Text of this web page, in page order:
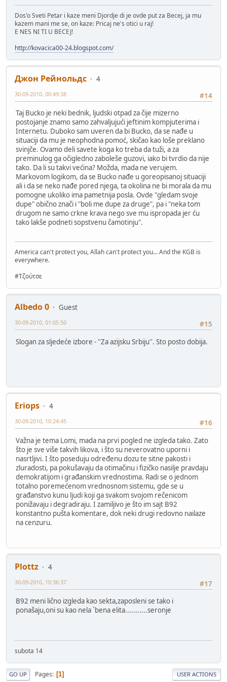
Dos'o Sveti Petar i kaze meni Djordje di je ovde put za Becej, ja mu
kazem mani me se, on kaze: Pricaj ne's otici u raj!
E NES NI TI U BECEJ!
http://kovacica00-24.blogspot.com/
Джон Рейнольдс
4
#14
30-09-2010, 00:49:38
Taj Bucko je neki bednik, ljudski otpad za čije mizerno
postojanje znamo samo zahvaljujući jeftinim kompjuterima i
Internetu. Duboko sam uveren da bi Bucko, da se nađe u
situaciji da mu je neophodna pomoć, skičao kao loše preklano
svinjče. Ovamo deli savete koga ko treba da tuži, a za
preminulog ga očigledno zaboleše guzovi, iako bi tvrdio da nije
tako. Da li su takvi većina? Možda, mada ne verujem.
Markovom logikom, da se Bucko nađe u goreopisanoj situaciji
ali i da se neko nađe pored njega, ta okolina ne bi morala da mu
pomogne ukoliko ima pametnija posla. Ovde "gledam svoje
dupe" obično znači i "boli me dupe za druge", pa i "neka tom
drugom ne samo crkne krava nego sve mu ispropada jer ću
tako lakše podneti sopstvenu čamotinju".
America can't protect you, Allah can't protect you... And the KGB is
everywhere.
#Τζούτσε
Albedo 0
Guest
#15
30-09-2010, 01:05:50
Slogan za sljedeće izbore - ''Za azijsku Srbiju''. Sto posto dobija.
Eriops
4
#16
30-09-2010, 10:24:45
Važna je tema Lomi, mada na prvi pogled ne izgleda tako. Zato
što je sve više takvih likova, i što su neverovatno uporni i
nasrtljivi. I što poseduju određenu dozu te sitne pakosti i
zluradosti, pa pokušavaju da otimačinu i fizičko nasilje pravdaju
demokratijom i građanskim vrednostima. Radi se o jednom
totalno poremećenom vrednosnom sistemu, gde se u
građanstvo kunu ljudi koji ga svakom svojom rečenicom
ponižavaju i degradiraju. I zamiljivo je što im sajt B92
konstantno pušta komentare, dok neki drugi redovno nailaze
na cenzuru.
Plottz
4
#17
30-09-2010, 10:36:37
B92 meni lično izgleda kao sekta,zaposleni se tako i
ponašaju,oni su kao nela `bena elita...........seronje
subota 14
GO UP Pages 1 USER ACTIONS